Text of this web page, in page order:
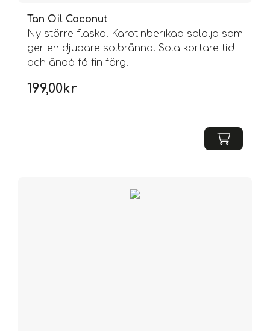
Tan Oil Coconut
Ny större flaska. Karotinberikad sololja som
ger en djupare solbränna. Sola kortare tid
och ändå få fin färg.
199,00kr